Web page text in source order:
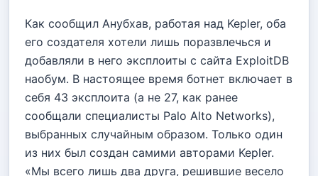
Как сообщил Анубхав, работая над Kepler, оба
его создателя хотели лишь поразвлечься и
добавляли в него эксплоиты с сайта ExploitDB
наобум. В настоящее время ботнет включает в
себя 43 эксплоита (а не 27, как ранее
сообщали специалисты Palo Alto Networks),
выбранных случайным образом. Только один
из них был создан самими авторами Kepler.
«Мы всего лишь два друга, решившие весело